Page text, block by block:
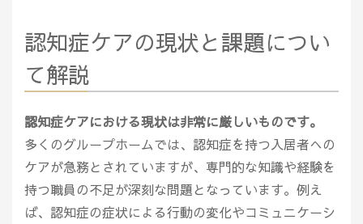
認知症ケアの現状と課題につい
て解説
認知症ケアにおける現状は非常に厳しいものです。
多くのグループホームでは、認知症を持つ入居者への
ケアが急務とされていますが、専門的な知識や経験を
持つ職員の不足が深刻な問題となっています。例え
ば、認知症の症状による行動の変化やコミュニケーシ